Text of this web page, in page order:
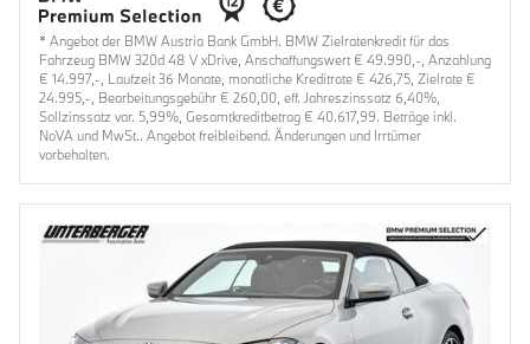
* Angebot der BMW Austria Bank GmbH. BMW Zielratenkredit für das
Fahrzeug BMW 320d 48 V xDrive, Anschaffungswert € 49.990,-, Anzahlung
€ 14.997,-, Laufzeit 36 Monate, monatliche Kreditrate € 426,75, Zielrate €
24.995,-, Bearbeitungsgebühr € 260,00, eff. Jahreszinssatz 6,40%,
Sollzinssatz var. 5,99%, Gesamtkreditbetrag € 40.617,99. Beträge inkl.
NoVA und MwSt.. Angebot freibleibend. Änderungen und Irrtümer
vorbehalten.